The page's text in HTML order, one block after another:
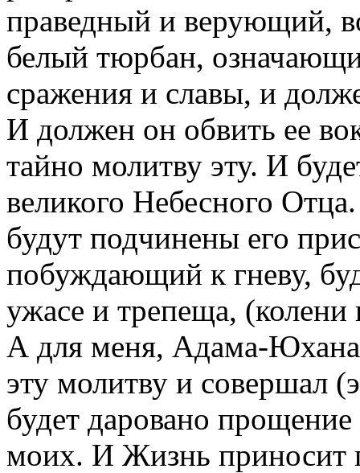
праведный и верующий,
белый тюрбан,
сражения и славы, и
И должен он обвить ее
тайно молитву эту. И
великого Небесного
будут подчинены его
побуждающий к гневу,
ужасе и трепеща, (колени
А для меня, Адама-
эту молитву и совершал
будет даровано прощение
моих. И Жизнь приносит